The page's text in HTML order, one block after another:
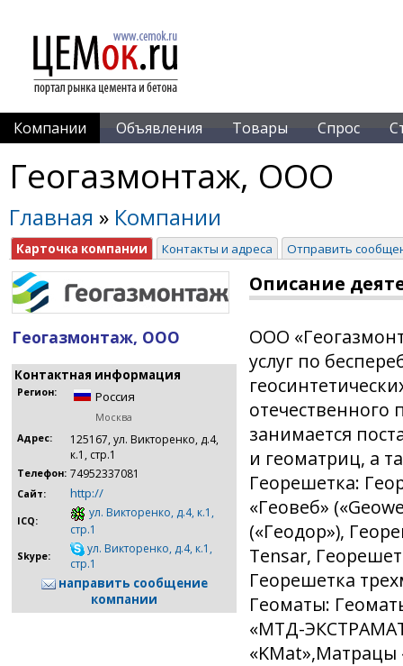
Компании Объявления Товары Спрос
Геогазмонтаж, ООО
Главная » Компании
Карточка компании Контакты и адреса Отправить
Геогазмонтаж, ООО
Контактная информация
Регион: Россия
Москва
Адрес:
125167, ул. Викторенко, д.4,
к.1, стр.1
Телефон: 74952337081
Сайт: http://
ICQ:
ул. Викторенко, д.4, к.1,
стр.1
Skype:
ул. Викторенко, д.4, к.1,
стр.1
направить сообщение
компании
Описание
ООО
услуг по
занимается
и геоматриц, а
Георешетка:
«Геовеб»
(«Геодор»),
Tensar,
Георешетка
Геоматы:
«МТД-
«KMat»,Матрацы